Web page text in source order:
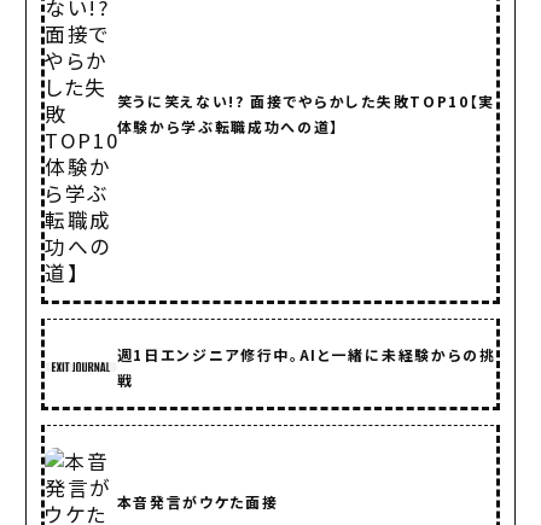
笑うに笑えない!? 面接でやらかした失敗TOP10【実
体験から学ぶ転職成功への道】
週1日エンジニア修行中。AIと一緒に未経験からの挑
戦
本音発言がウケた面接